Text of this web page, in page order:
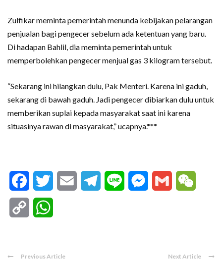
Zulfikar meminta pemerintah menunda kebijakan pelarangan
penjualan bagi pengecer sebelum ada ketentuan yang baru.
Di hadapan Bahlil, dia meminta pemerintah untuk
memperbolehkan pengecer menjual gas 3 kilogram tersebut.
“Sekarang ini hilangkan dulu, Pak Menteri. Karena ini gaduh,
sekarang di bawah gaduh. Jadi pengecer dibiarkan dulu untuk
memberikan suplai kepada masyarakat saat ini karena
situasinya rawan di masyarakat,” ucapnya.***
FacebookTwitter Email Telegram
Line Messenger
Gmail
Copy
Previous Article Next Article